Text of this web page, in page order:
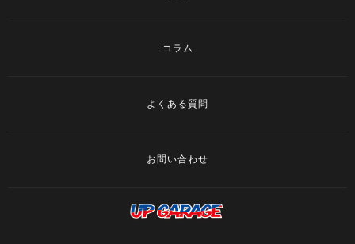
コラム
よくある質問
お問い合わせ